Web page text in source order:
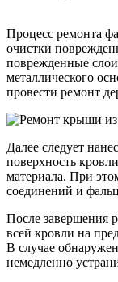
Процесс ремонта
очистки
поврежденные
металлического
провести ремонт
Далее следует
поверхность
материала. При
соединений и
После завершения
всей кровли на
В случае
немедленно